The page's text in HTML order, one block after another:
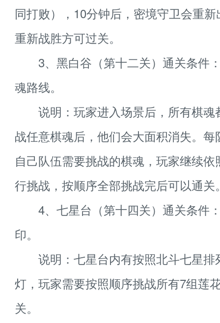
同打败），10分钟后，密境守卫会重
重新战胜方可过关。
3、黑白谷（第十二关）通关条件
魂路线。
说明：玩家进入场景后，所有棋魂
战任意棋魂后，他们会大面积消失。
自己队伍需要挑战的棋魂，玩家继续
行挑战，按顺序全部挑战完后可以通关
4、七星台（第十四关）通关条件
印。
说明：七星台内有按照北斗七星排
灯，玩家需要按照顺序挑战所有7组莲
关。